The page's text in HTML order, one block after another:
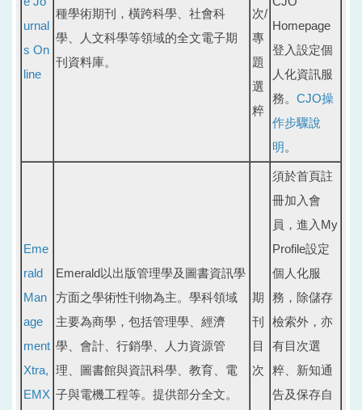
urnal
s On
line
種學術期刊，橫跨科學、社會科
學、人文科學等領域的全文電子期
刊資料庫。
次/
專
題
選
粹
Homepage
登入設定個
人化資訊服
務。 CJO操
作步驟說
明 。
Eme
rald
Man
age
ment
Xtra,
EMX
Emerald以出版管理學及圖書資訊學
方面之學術性刊物為主。學科領域
主要為商學，包括管理學、經濟
學、會計、行銷學、人力資源管
理、圖書館與資訊科學、教育、電
子與電機工程等。提供部分全文。
期
刊
目
次
須於首頁註
冊加入會
員，進入My
Profile設定
個人化服
務，除儲存
檢索外，亦
有目次選
粹、新知通
告及保存自